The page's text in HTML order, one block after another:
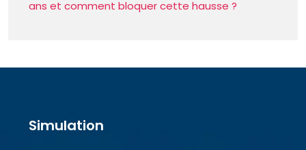
ans et comment bloquer cette hausse ?
Simulation